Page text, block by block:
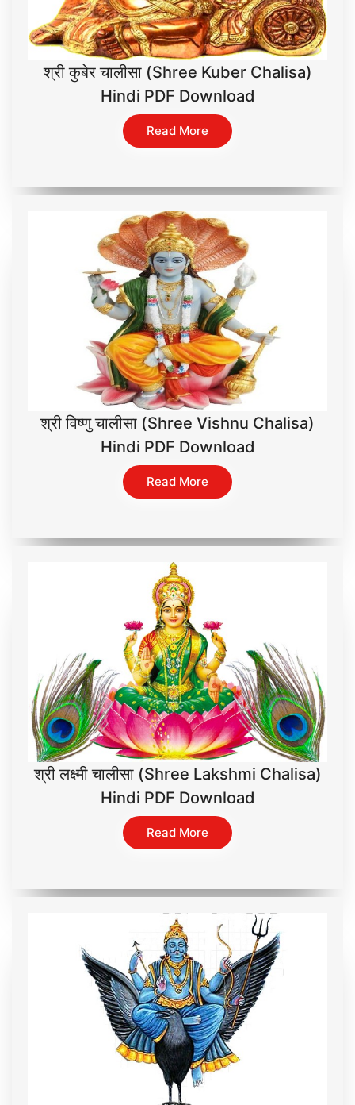
श्री कुबेर चालीसा (Shree Kuber Chalisa)
Hindi PDF Download
Read More
श्री विष्णु चालीसा (Shree Vishnu Chalisa)
Hindi PDF Download
Read More
श्री लक्ष्मी चालीसा (Shree Lakshmi Chalisa)
Hindi PDF Download
Read More